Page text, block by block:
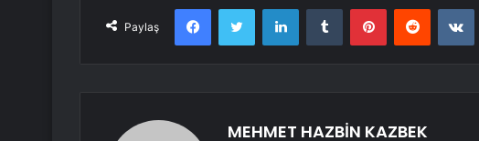
Paylaş
FacebookTwitter LinkedInTumblr PinterestReddit
MEHMET HAZBİN KAZBEK